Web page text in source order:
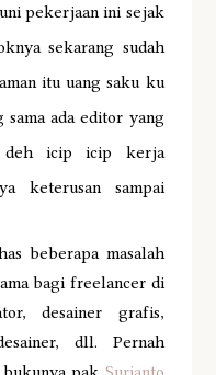
pekerjaan ini sejak
sekarang sudah
itu uang saku ku
ada editor yang
deh icip icip kerja
keterusan sampai
beberapa masalah
bagi freelancer di
desainer grafis,
dll. Pernah